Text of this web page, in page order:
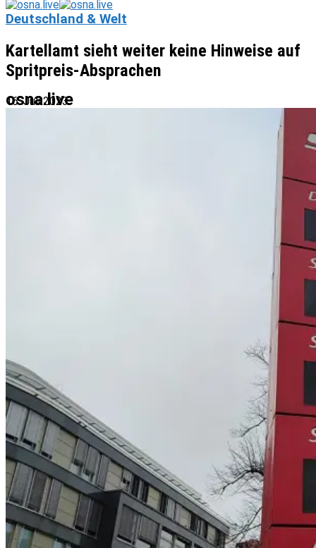
osna.live
Deutschland & Welt
Kartellamt sieht weiter keine Hinweise auf
Spritpreis-Absprachen
16. Juli 2023